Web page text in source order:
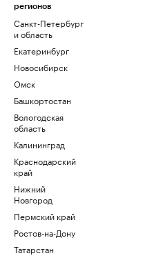
регионов
Санкт-Петербург
и область
Екатеринбург
Новосибирск
Омск
Башкортостан
Вологодская
область
Калининград
Краснодарский
край
Нижний
Новгород
Пермский край
Ростов-на-Дону
Татарстан